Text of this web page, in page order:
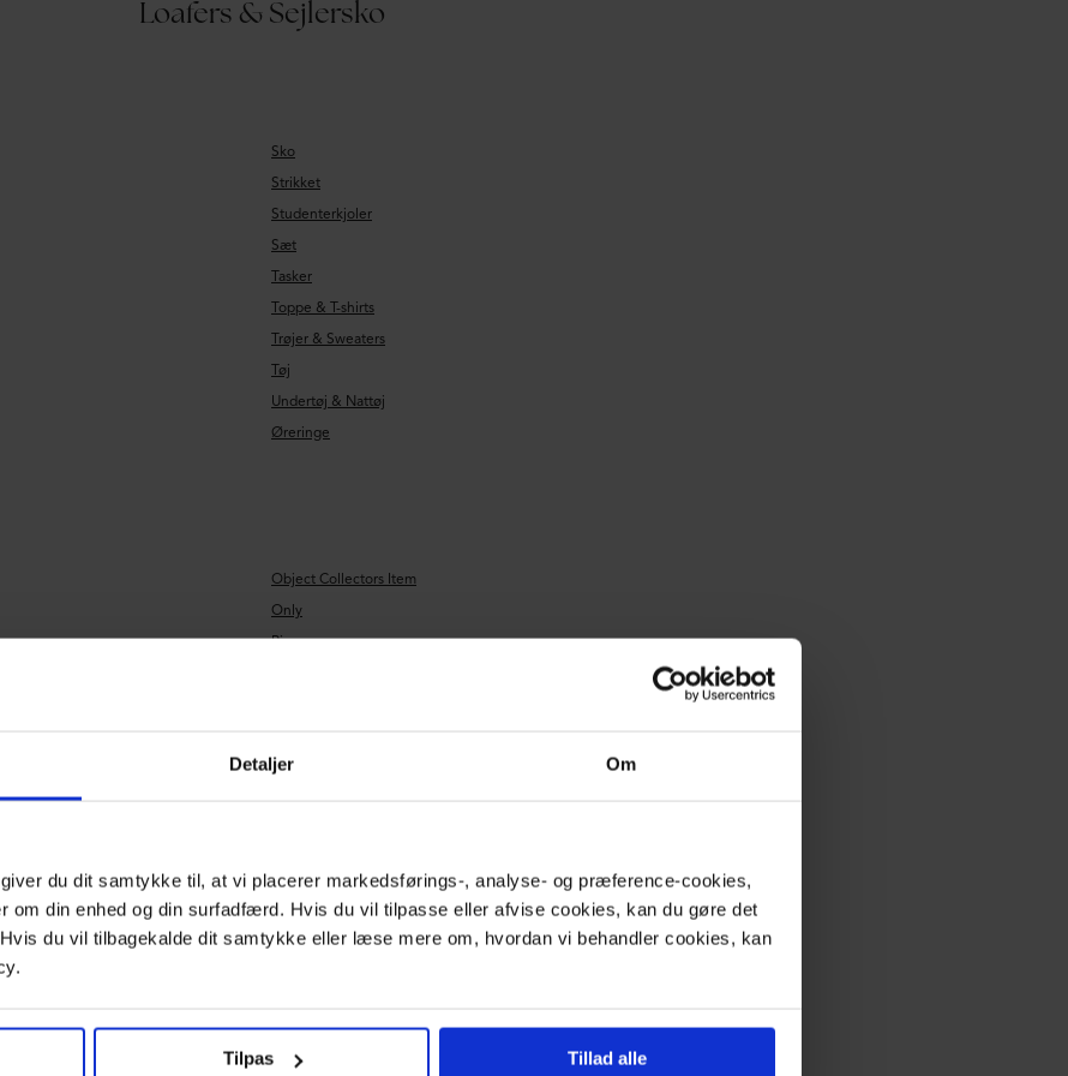
Detaljer Om
du dit samtykke til, at vi placerer markedsførings-, analyse- og præference-cookies,
om din enhed og din surfadfærd. Hvis du vil tilpasse eller afvise cookies, kan du gøre det
Hvis du vil tilbagekalde dit samtykke eller læse mere om, hvordan vi behandler cookies, kan
Tilpas Tillad alle
Loafers & Sejlersko
Sko
Strikket
Studenterkjoler
Sæt
Tasker
Toppe & T-shirts
Trøjer & Sweaters
Tøj
Undertøj & Nattøj
Øreringe
Object Collectors Item
Only
Pieces
Selected
Steve Madden
True Religion
Vila
Yas